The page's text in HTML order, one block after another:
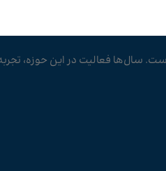
سال‌ها فعالیت در این حوزه،